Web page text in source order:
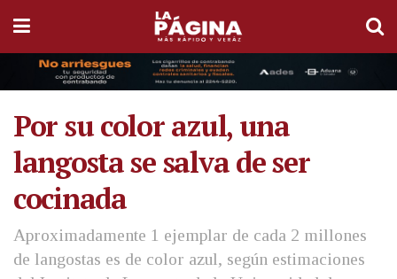
Por su color azul, una
langosta se salva de ser
cocinada
Aproximadamente 1 ejemplar de cada 2 millones
de langostas es de color azul, según estimaciones